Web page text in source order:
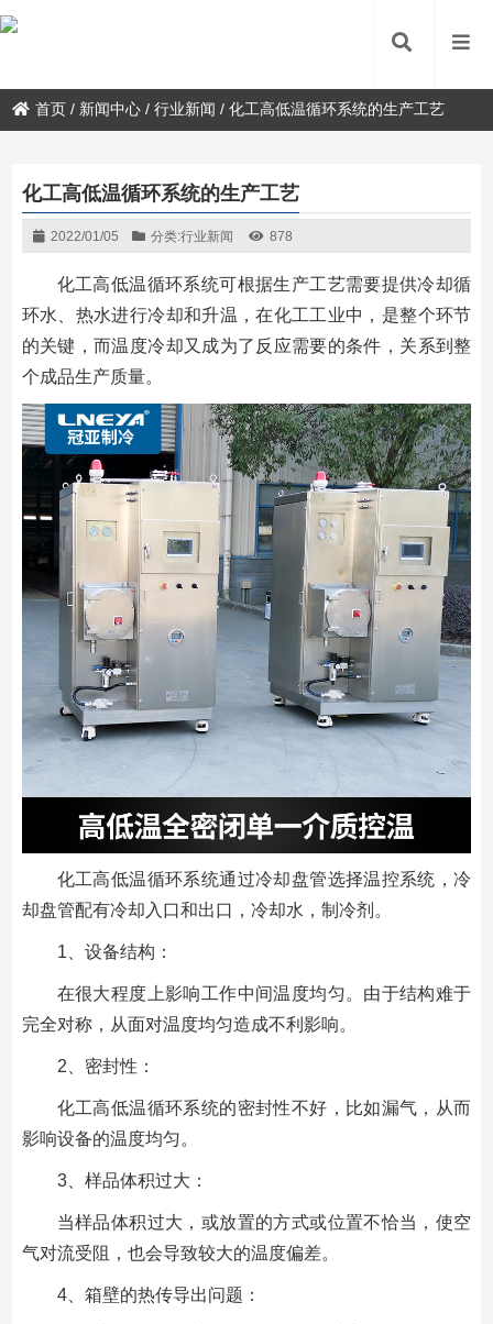
首页 / 新闻中心 /行业新闻 /化工高低温循环系统的生产工艺
化工高低温循环系统的生产工艺
2022/01/05 分类:行业新闻 878
化工高低温循环系统可根据生产工艺需要提供冷却循
环水、热水进行冷却和升温，在化工工业中，是整个环节
的关键，而温度冷却又成为了反应需要的条件，关系到整
个成品生产质量。
化工高低温循环系统通过冷却盘管选择温控系统，冷
却盘管配有冷却入口和出口，冷却水，制冷剂。
1、设备结构：
在很大程度上影响工作中间温度均匀。由于结构难于
完全对称，从面对温度均匀造成不利影响。
2、密封性：
化工高低温循环系统的密封性不好，比如漏气，从而
影响设备的温度均匀。
3、样品体积过大：
当样品体积过大，或放置的方式或位置不恰当，使空
气对流受阻，也会导致较大的温度偏差。
4、箱壁的热传导出问题：